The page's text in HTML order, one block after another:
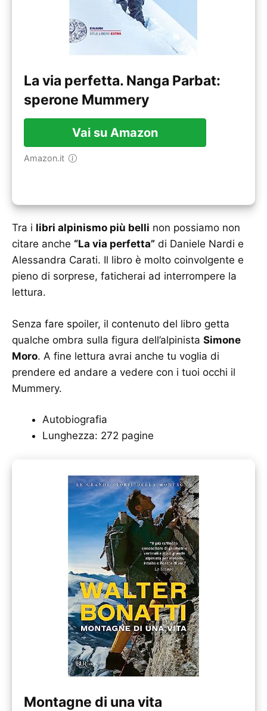
La via perfetta. Nanga Parbat:
sperone Mummery
Vai su Amazon
Amazon.it
Tra i libri alpinismo più belli non possiamo non
citare anche “La via perfetta” di Daniele Nardi e
Alessandra Carati. Il libro è molto coinvolgente e
pieno di sorprese, faticherai ad interrompere la
lettura.
Senza fare spoiler, il contenuto del libro getta
qualche ombra sulla figura dell’alpinista Simone
Moro. A fine lettura avrai anche tu voglia di
prendere ed andare a vedere con i tuoi occhi il
Mummery.
Autobiografia
Lunghezza: 272 pagine
Montagne di una vita